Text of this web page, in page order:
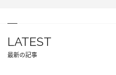
LATEST
最新の記事